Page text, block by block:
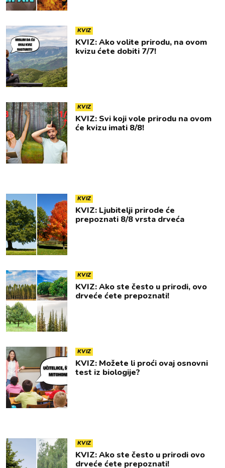
KVIZ
KVIZ: Ako volite prirodu, na ovom
kvizu ćete dobiti 7/7!
KVIZ
KVIZ: Svi koji vole prirodu na ovom
će kvizu imati 8/8!
KVIZ
KVIZ: Ljubitelji prirode će
prepoznati 8/8 vrsta drveća
KVIZ
KVIZ: Ako ste često u prirodi, ovo
drveće ćete prepoznati!
KVIZ
KVIZ: Možete li proći ovaj osnovni
test iz biologije?
KVIZ
KVIZ: Ako ste često u prirodi ovo
drveće ćete prepoznati!